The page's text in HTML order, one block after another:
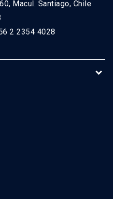
Macul. Santiago, Chile
2 2354 4028